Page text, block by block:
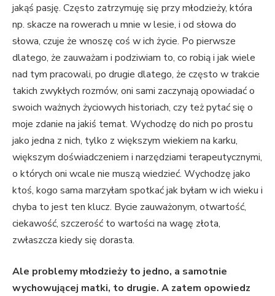
jakąś pasję. Często zatrzymuję się przy młodzieży, która
np. skacze na rowerach u mnie w lesie, i od słowa do
słowa, czuje że wnoszę coś w ich życie. Po pierwsze
dlatego, że zauważam i podziwiam to, co robią i jak wiele
nad tym pracowali, po drugie dlatego, że często w trakcie
takich zwykłych rozmów, oni sami zaczynają opowiadać o
swoich ważnych życiowych historiach, czy też pytać się o
moje zdanie na jakiś temat. Wychodzę do nich po prostu
jako jedna z nich, tylko z większym wiekiem na karku,
większym doświadczeniem i narzędziami terapeutycznymi,
o których oni wcale nie muszą wiedzieć. Wychodzę jako
ktoś, kogo sama marzyłam spotkać jak byłam w ich wieku i
chyba to jest ten klucz. Bycie zauważonym, otwartość,
ciekawość, szczerość to wartości na wagę złota,
zwłaszcza kiedy się dorasta.
Ale problemy młodzieży to jedno, a samotnie
wychowującej matki, to drugie. A zatem opowiedz